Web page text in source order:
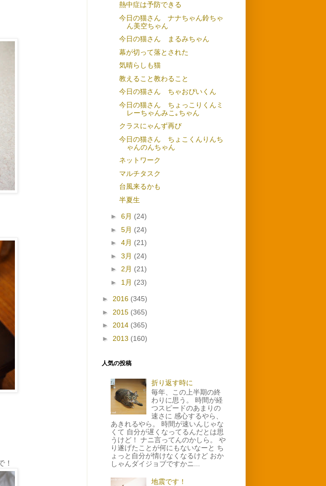
！
熱中症は予防できる
今日の猫さん ナナちゃん鈴ちゃ
ん美空ちゃん
今日の猫さん まるみちゃん
幕が切って落とされた
気晴らしも猫
教えること教わること
今日の猫さん ちゃおぴいくん
今日の猫さん ちょっこりくんミ
レーちゃんみこ｡ちゃん
クラスにゃんず再び
今日の猫さん ちょこくんりんち
ゃんのんちゃん
ネットワーク
マルチタスク
台風来るかも
半夏生
► 6月 (24)
► 5月 (24)
► 4月 (21)
► 3月 (24)
► 2月 (21)
► 1月 (23)
► 2016 (345)
► 2015 (365)
► 2014 (365)
► 2013 (160)
人気の投稿
折り返す時に
毎年、この上半期の終
わりに思う。 時間が経
つスピードのあまりの
速さに 感心するやら、
あきれるやら。 時間が速いんじゃな
くて 自分が遅くなってるんだとは思
うけど！ ナニ言ってんのかしら。 や
り遂げたことが何にもないなーと ち
ょっと自分が情けなくなるけど おか
しゃんダイジョブですかニ...
地震です！